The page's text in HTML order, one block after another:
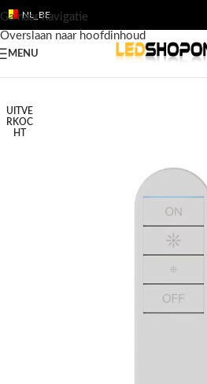
Ga naar navigatie
Overslaan naar hoofdinhoud
NL_BE
MENU
Home/ Producten/TOEBEHOREN
UITVE
RKOC
HT